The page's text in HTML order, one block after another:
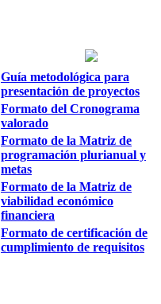
Guía metodológica para
presentación de proyectos
Formato del Cronograma
valorado
Formato de la Matriz de
programación plurianual y
metas
Formato de la Matriz de
viabilidad económico
financiera
Formato de certificación de
cumplimiento de requisitos